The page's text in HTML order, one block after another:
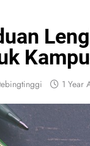
1 Year